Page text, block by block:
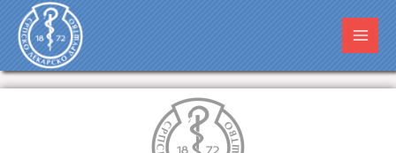
Пређи
садржај
Main